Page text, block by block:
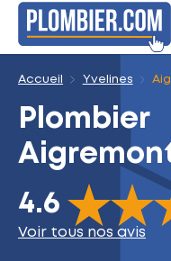
Accueil Yvelines
Plombier
4.6
The rating of
Voir tous nos avis